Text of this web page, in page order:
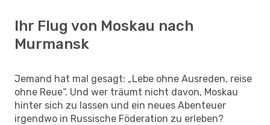
Ihr Flug von Moskau nach
Murmansk
Jemand hat mal gesagt: „Lebe ohne Ausreden, reise
ohne Reue“. Und wer träumt nicht davon, Moskau
hinter sich zu lassen und ein neues Abenteuer
irgendwo in Russische Föderation zu erleben?